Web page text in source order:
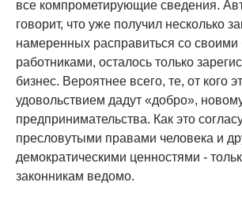
все компрометирующие сведения.
говорит, что уже получил несколько
намеренных расправиться со
работниками, осталось только
бизнес. Вероятнее всего, те, от кого
удовольствием дадут «добро»,
предпринимательства. Как это
пресловутыми правами человека и
демократическими ценностями -
законникам ведомо.